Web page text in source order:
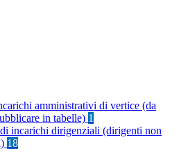
amministrativi di vertice (da
in tabelle) 1
incarichi dirigenziali (dirigenti non
18